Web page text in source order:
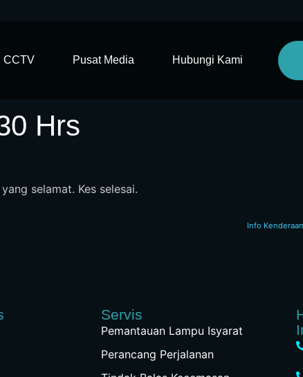
CCTV Pusat Media Hubungi Kami
Hrs
selamat. Kes selesai.
Info
Servis
Pemantauan Lampu Isyarat
Perancang Perjalanan